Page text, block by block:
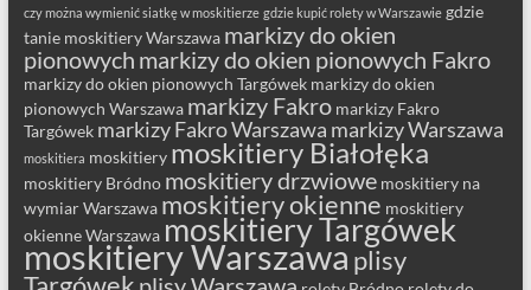
czy można wymienić siatkę w moskitierze gdzie kupić rolety w Warszawie gdzie
tanie moskitiery Warszawa markizy do okien
pionowych markizy do okien pionowych Fakro
markizy do okien pionowych Targówek markizy do okien
pionowych Warszawa markizy Fakro markizy Fakro
Targówek markizy Fakro Warszawa markizy Warszawa
moskitiera moskitiery moskitiery Białołęka
moskitiery Bródno moskitiery drzwiowe moskitiery na
wymiar Warszawa moskitiery okienne moskitiery
okienne Warszawa moskitiery Targówek
moskitiery Warszawa plisy